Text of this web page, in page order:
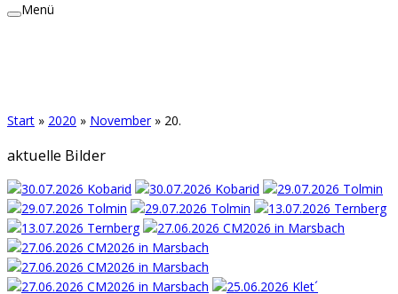
Menü
Start » 2020 » November » 20.
aktuelle Bilder